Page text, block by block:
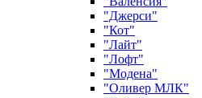
"Джерси"
"Кот"
"Лайт"
"Лофт"
"Модена"
"Оливер МЛК"